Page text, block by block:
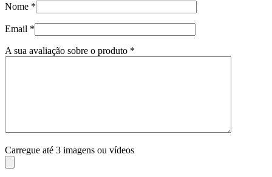
Nome *
Email *
A sua avaliação sobre o produto *
Carregue até 3 imagens ou vídeos